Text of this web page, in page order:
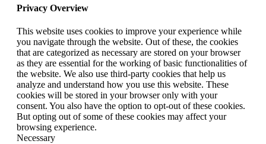
Privacy Overview
This website uses cookies to improve your experience while
you navigate through the website. Out of these, the cookies
that are categorized as necessary are stored on your browser
as they are essential for the working of basic functionalities of
the website. We also use third-party cookies that help us
analyze and understand how you use this website. These
cookies will be stored in your browser only with your
consent. You also have the option to opt-out of these cookies.
But opting out of some of these cookies may affect your
browsing experience.
Necessary